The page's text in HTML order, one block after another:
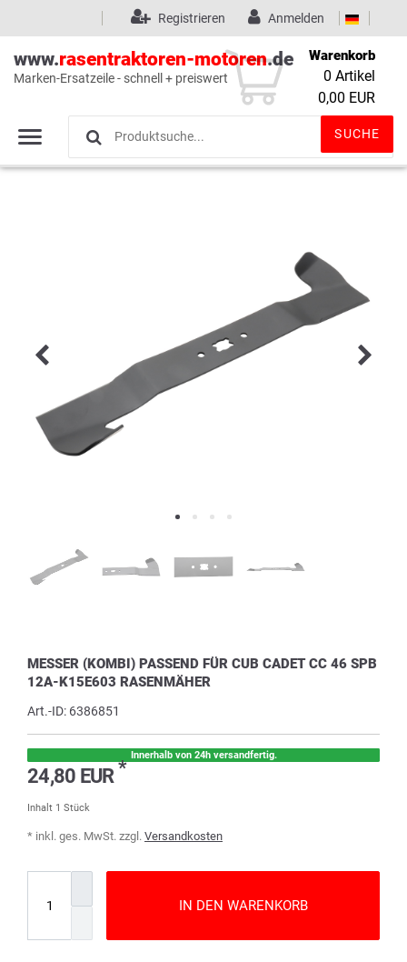
Wunschliste (0)
Anmelden
Registrieren
www.rasentraktoren-motoren.de
Marken-Ersatzeile - schnell + preiswert
SUCHE
Warenkorb
0 Artikel
0,00 EUR
MESSER (KOMBI) PASSEND FÜR CUB CADET CC 46 SPB
12A-K15E603 RASENMÄHER
Art.-ID: 6386851
Innerhalb von 24h versandfertig.
24,80 EUR*
Inhalt 1 Stück
* inkl. ges. MwSt. zzgl. Versandkosten
IN DEN WARENKORB